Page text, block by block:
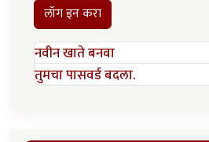
लॉग इन करा
नवीन खाते बनवा
तुमचा पासवर्ड बदला.